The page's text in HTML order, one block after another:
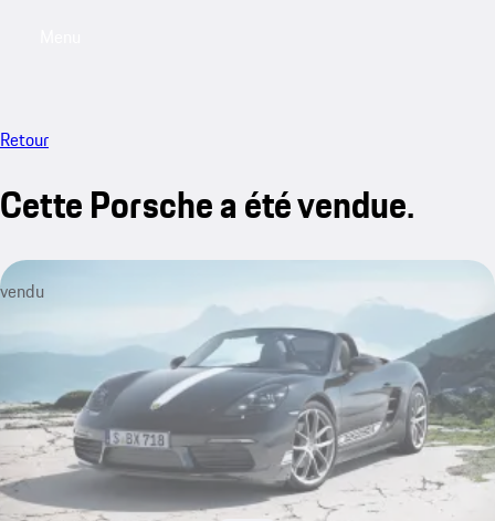
Retour
Cette Porsche a été vendue.
vendu